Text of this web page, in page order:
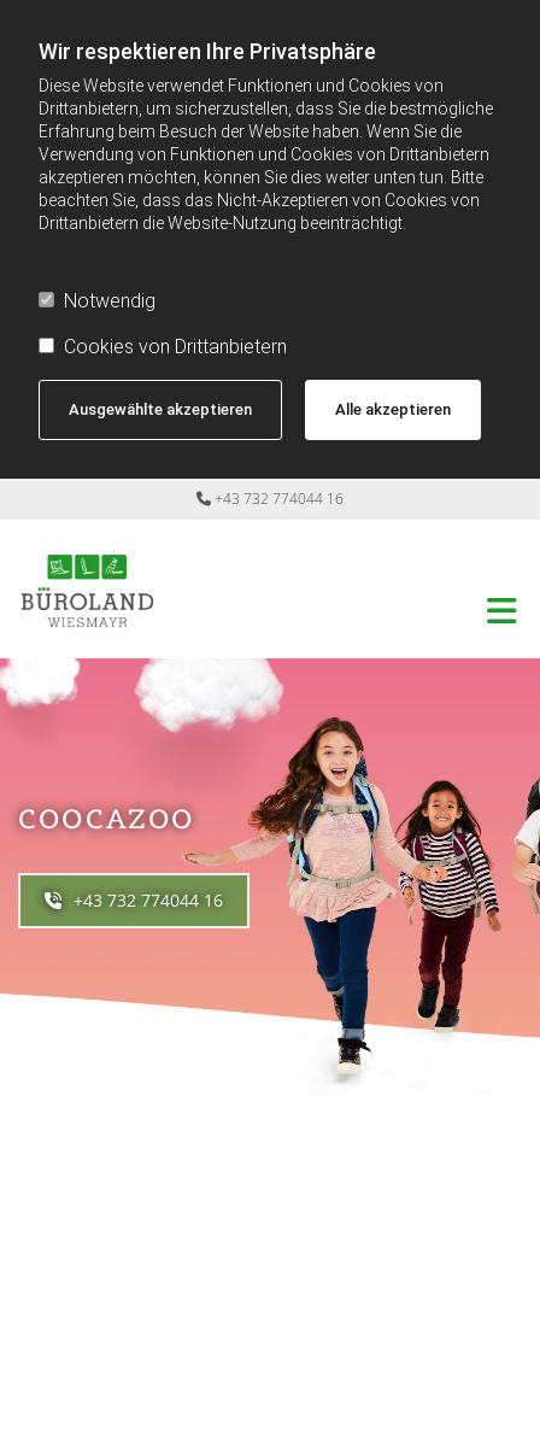
Wir respektieren Ihre Privatsphäre
Diese Website verwendet Funktionen und Cookies von
Drittanbietern, um sicherzustellen, dass Sie die bestmögliche
Erfahrung beim Besuch der Website haben. Wenn Sie die
Verwendung von Funktionen und Cookies von Drittanbietern
akzeptieren möchten, können Sie dies weiter unten tun. Bitte
beachten Sie, dass das Nicht-Akzeptieren von Cookies von
Drittanbietern die Website-Nutzung beeinträchtigt.
Notwendig
Cookies von Drittanbietern
Ausgewählte akzeptieren Alle akzeptieren
 +43 732 774044 16
COOCAZOO
+43 732 774044 16